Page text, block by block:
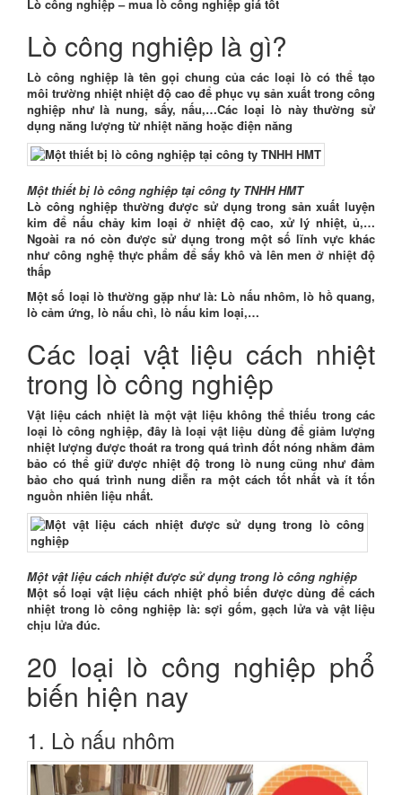
Lò công nghiệp – mua lò công nghiệp giá tốt
Lò công nghiệp là gì?
Lò công nghiệp là tên gọi chung của các loại lò có thể tạo
môi trường nhiệt nhiệt độ cao để phục vụ sản xuất trong công
nghiệp như là nung, sấy, nấu,…Các loại lò này thường sử
dụng năng lượng từ nhiệt năng hoặc điện năng
Một thiết bị lò công nghiệp tại công ty TNHH HMT
Lò công nghiệp thường được sử dụng trong sản xuất luyện
kim để nấu chảy kim loại ở nhiệt độ cao, xử lý nhiệt, ủ,…
Ngoài ra nó còn được sử dụng trong một số lĩnh vực khác
như công nghệ thực phẩm để sấy khô và lên men ở nhiệt độ
thấp
Một số loại lò thường gặp như là: Lò nấu nhôm, lò hồ quang,
lò cảm ứng, lò nấu chì, lò nấu kim loại,…
Các loại vật liệu cách nhiệt
trong lò công nghiệp
Vật liệu cách nhiệt là một vật liệu không thể thiếu trong các
loại lò công nghiệp, đây là loại vật liệu dùng để giảm lượng
nhiệt lượng được thoát ra trong quá trình đốt nóng nhằm đảm
bảo có thể giữ được nhiệt độ trong lò nung cũng như đảm
bảo cho quá trình nung diễn ra một cách tốt nhất và ít tốn
nguồn nhiên liệu nhất.
Một vật liệu cách nhiệt được sử dụng trong lò công nghiệp
Một số loại vật liệu cách nhiệt phổ biến được dùng để cách
nhiệt trong lò công nghiệp là: sợi gốm, gạch lửa và vật liệu
chịu lửa đúc.
20 loại lò công nghiệp phổ
biến hiện nay
1. Lò nấu nhôm